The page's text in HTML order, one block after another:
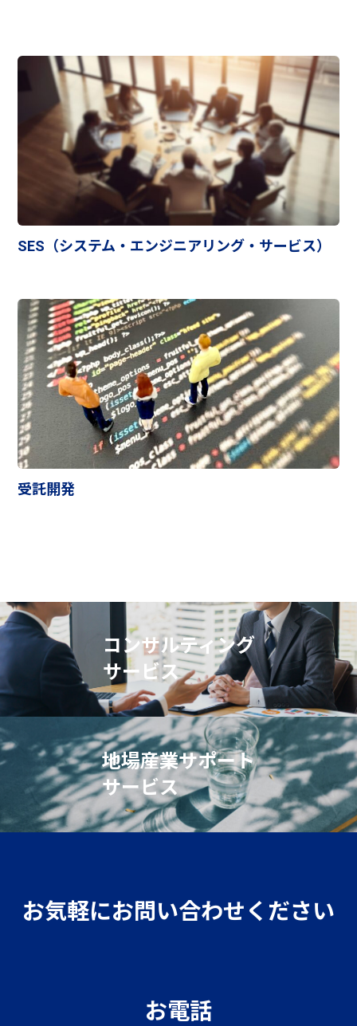
SES（システム・エンジニアリング・サービス）
受託開発
コンサルティング
サービス
地場産業サポート
サービス
お気軽にお問い合わせください
お電話